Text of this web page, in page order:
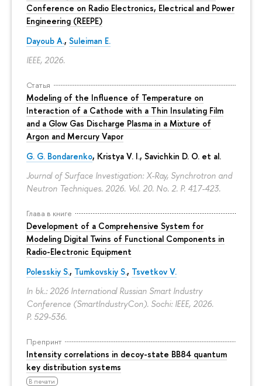
Conference on Radio Electronics, Electrical and Power
Engineering (REEPE)
Dayoub A., Suleiman E.
IEEE, 2026.
Статья
Modeling of the Influence of Temperature on
Interaction of a Cathode with a Thin Insulating Film
and a Glow Gas Discharge Plasma in a Mixture of
Argon and Mercury Vapor
G. G. Bondarenko, Kristya V. I., Savichkin D. O. et al.
Journal of Surface Investigation: X-Ray, Synchrotron and
Neutron Techniques. 2026. Vol. 20. No. 2. P. 417-423.
Глава в книге
Development of a Comprehensive System for
Modeling Digital Twins of Functional Components in
Radio-Electronic Equipment
Polesskiy S., Tumkovskiy S., Tsvetkov V.
In bk.: 2026 International Russian Smart Industry
Conference (SmartIndustryCon). Sochi: IEEE, 2026.
P. 529-536.
Препринт
Intensity correlations in decoy-state BB84 quantum
key distribution systems
В печати